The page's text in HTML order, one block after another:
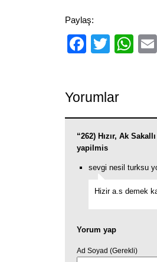
Paylaş:
Yorumlar
“262) Hızır, Ak
yapilmis
sevgi nesil turksu
Hizir a.s demek
Yorum yap
Ad Soyad (Gerekli)